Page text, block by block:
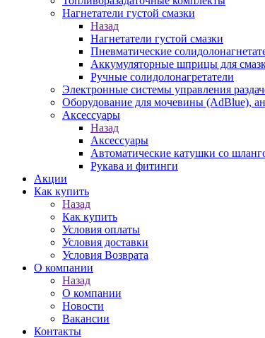
Нагнетатели густой смазки
Назад
Нагнетатели густой смазки
Пневматические
Аккумуляторные шприцы для
Ручные солидолонагретатели
Электронные системы управления
Оборудование для мочевины (AdBlue),
Аксессуары
Назад
Аксессуары
Автоматические катушки со
Рукава и фитинги
Акции
Как купить
Назад
Как купить
Условия оплаты
Условия доставки
Условия Возврата
О компании
Назад
О компании
Новости
Вакансии
Контакты